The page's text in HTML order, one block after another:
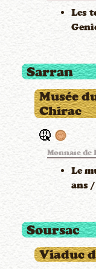
Les
Sarran
Musée
Chirac
Monnaie de
Le
ans
Soursac
Viaduc